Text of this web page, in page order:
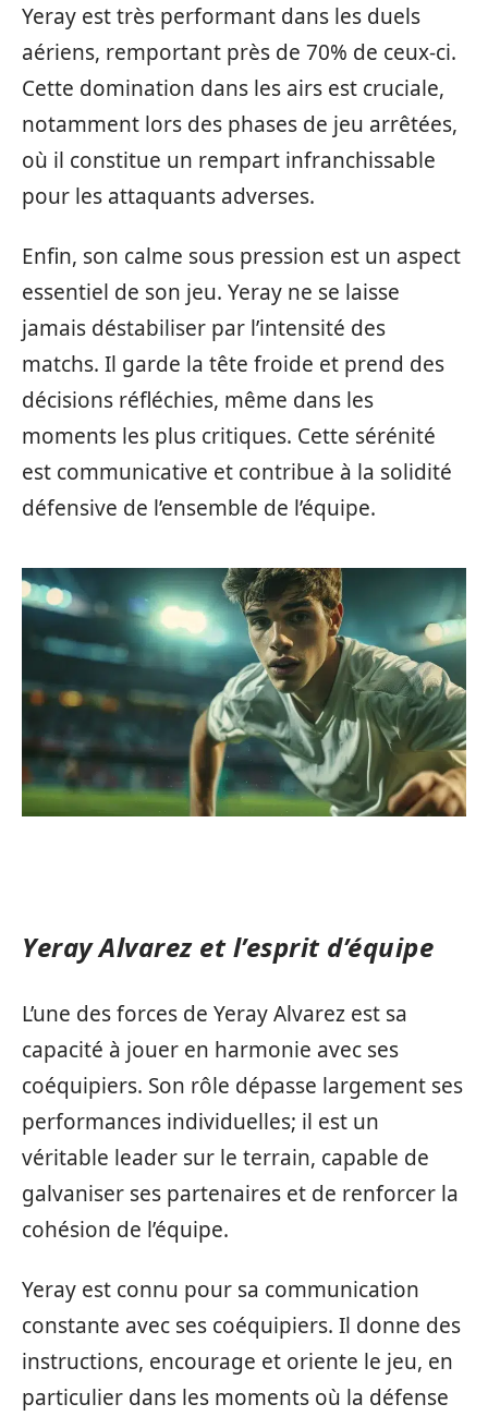
Yeray est très performant dans les duels
aériens, remportant près de 70% de ceux-ci.
Cette domination dans les airs est cruciale,
notamment lors des phases de jeu arrêtées,
où il constitue un rempart infranchissable
pour les attaquants adverses.
Enfin, son calme sous pression est un aspect
essentiel de son jeu. Yeray ne se laisse
jamais déstabiliser par l’intensité des
matchs. Il garde la tête froide et prend des
décisions réfléchies, même dans les
moments les plus critiques. Cette sérénité
est communicative et contribue à la solidité
défensive de l’ensemble de l’équipe.
Yeray Alvarez et l’esprit d’équipe
L’une des forces de Yeray Alvarez est sa
capacité à jouer en harmonie avec ses
coéquipiers. Son rôle dépasse largement ses
performances individuelles; il est un
véritable leader sur le terrain, capable de
galvaniser ses partenaires et de renforcer la
cohésion de l’équipe.
Yeray est connu pour sa communication
constante avec ses coéquipiers. Il donne des
instructions, encourage et oriente le jeu, en
particulier dans les moments où la défense